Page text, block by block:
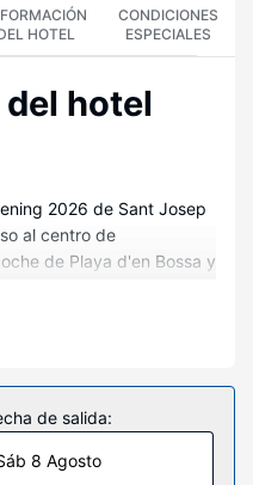
HOTEL
CONDICIONES
ESPECIALES
hotel
2026 de Sant Josep
al centro de
de Playa d'en Bossa y
Dalt Vila y a 5,2 km de
en cualquiera de las
y minibar. Las
o patio con mobiliario.
de salida:
8 Agosto